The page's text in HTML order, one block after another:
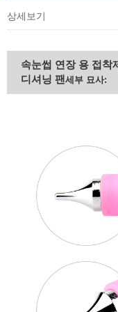
상세보기
속눈썹 연장 용 접착
디셔닝 팬 세부 묘사: